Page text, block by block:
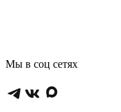
Мы в соц сетях